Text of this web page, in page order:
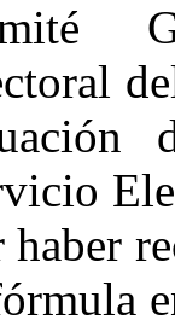
haber